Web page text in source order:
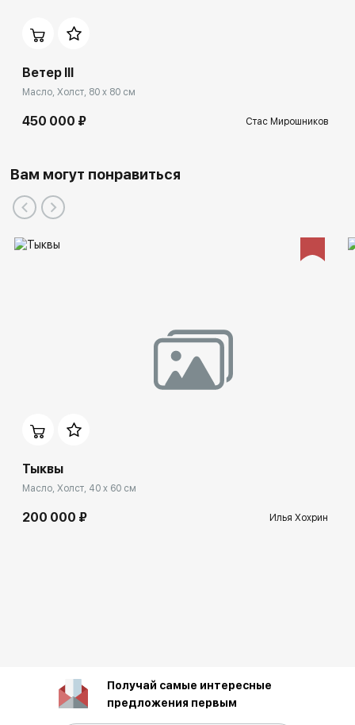
Ветер III
Масло, Холст, 80 x 80 см
450 000 ₽ Стас Мирошников
Вам могут понравиться
Тыквы
Масло, Холст, 40 x 60 см
200 000 ₽ Илья Хохрин
Получай самые интересные
предложения первым